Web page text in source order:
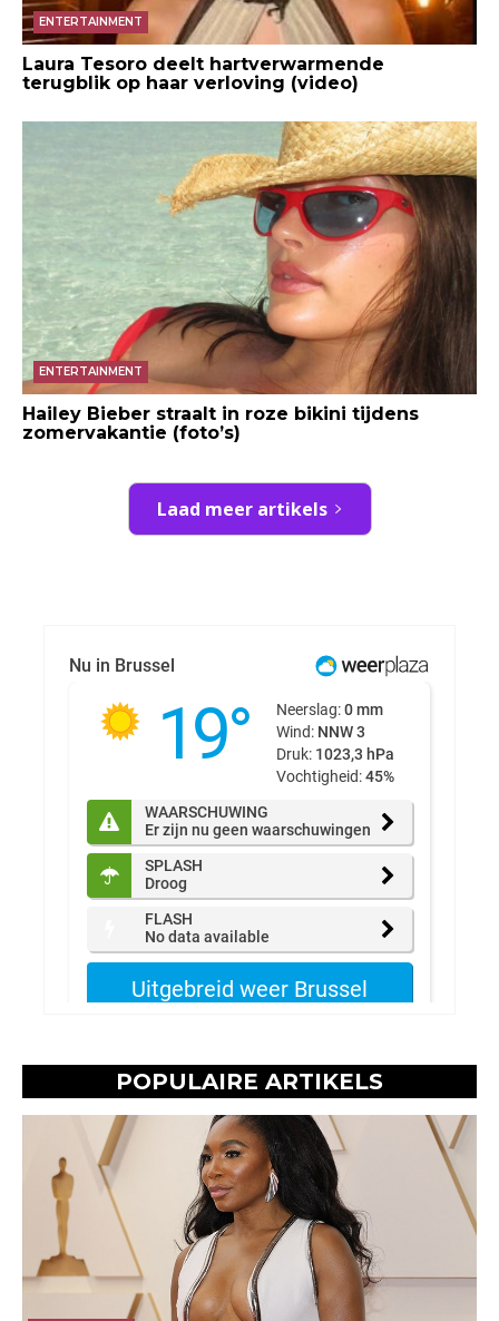
ENTERTAINMENT
Laura Tesoro deelt hartverwarmende
terugblik op haar verloving (video)
ENTERTAINMENT
Hailey Bieber straalt in roze bikini tijdens
zomervakantie (foto’s)
Laad meer artikels
POPULAIRE ARTIKELS